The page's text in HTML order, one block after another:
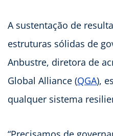
A sustentação de
estruturas sólidas de
Anbustre, diretora de
Global Alliance (QGA),
qualquer sistema